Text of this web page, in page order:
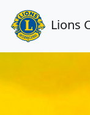
Lions